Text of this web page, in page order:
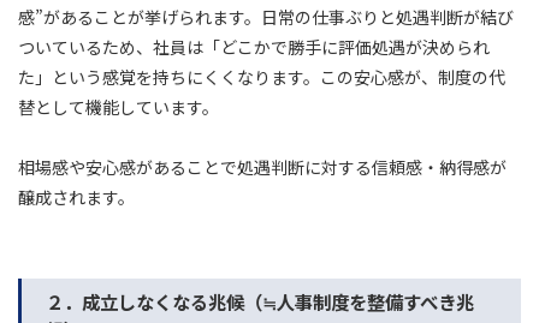
感”があることが挙げられます。日常の仕事ぶりと処遇判断が結び
ついているため、社員は「どこかで勝手に評価処遇が決められ
た」という感覚を持ちにくくなります。この安心感が、制度の代
替として機能しています。
相場感や安心感があることで処遇判断に対する信頼感・納得感が
醸成されます。
２．成立しなくなる兆候（≒人事制度を整備すべき兆